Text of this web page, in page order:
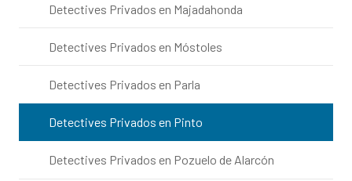
Detectives Privados en Majadahonda
Detectives Privados en Móstoles
Detectives Privados en Parla
Detectives Privados en Pinto
Detectives Privados en Pozuelo de Alarcón